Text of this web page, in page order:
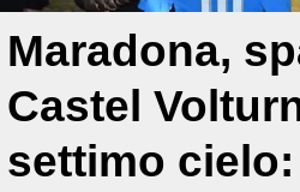
Maradona,
Castel
settimo